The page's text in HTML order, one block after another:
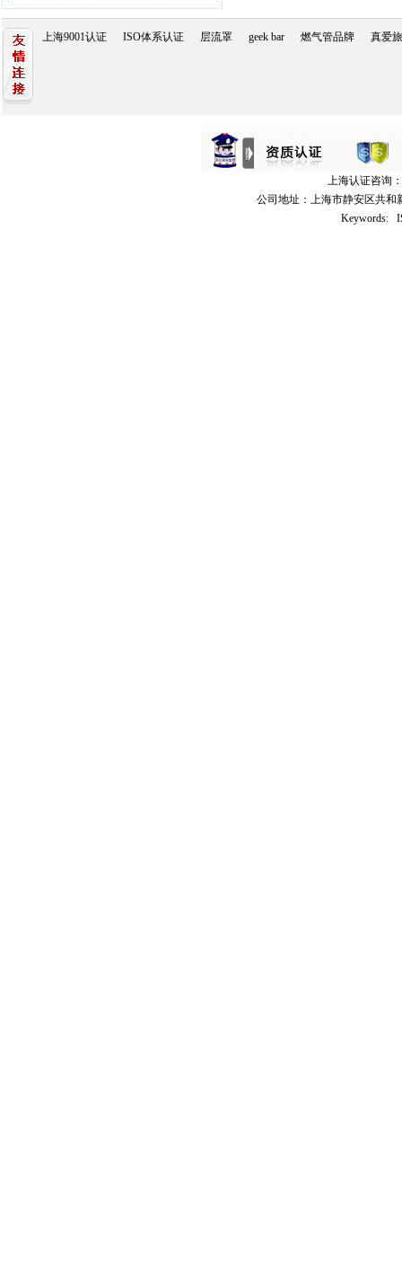
上海9001认证 ISO体系认证 层流罩 geek bar 燃气管品牌 真爱
上海认证咨询
公司地址：上海市静安区共和
Keywords: